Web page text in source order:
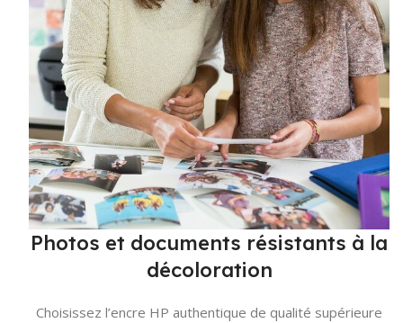
Photos et documents résistants à la
décoloration
Choisissez l’encre HP authentique de qualité supérieure